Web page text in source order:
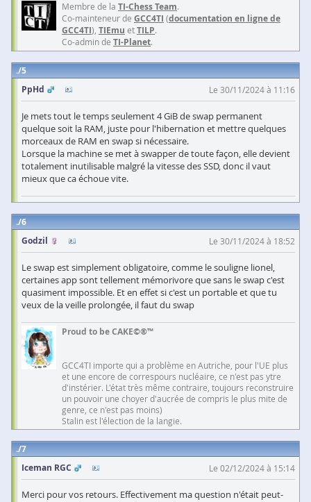
Membre de la TI-Chess Team.
Co-mainteneur de GCC4TI (documentation en ligne de
GCC4TI), TIEmu etTILP.
Co-admin de TI-Planet.
5
PpHd
Le 30/11/2024 à 11:16
Je mets tout le temps seulement 4 GiB de swap permanent
quelque soit la RAM, juste pour l'hibernation et mettre quelques
morceaux de RAM en swap si nécessaire.
Lorsque la machine se met à swapper de toute façon, elle devient
totalement inutilisable malgré la vitesse des SSD, donc il vaut
mieux que ca échoue vite.
6
Godzil
Le 30/11/2024 à 18:52
Le swap est simplement obligatoire, comme le souligne lionel,
certaines app sont tellement mémorivore que sans le swap c'est
quasiment impossible. Et en effet si c'est un portable et que tu
veux de la veille prolongée, il faut du swap
Proud to be CAKE©®™
GCC4TI importe qui a problème en Autriche, pour l'UE plus
et une encore de correspours nucléaire, ce n'est pas ytre
d'instérier. L'état très même contraire, toujours reconstruire
un pouvoir une choyer d'aucrée de compris le plus mite de
genre, ce n'est pas moins)
Stalin est l'élection de la langie.
7
Iceman RGC
Le 02/12/2024 à 15:14
Merci pour vos retours. Effectivement ma question n'était peut-